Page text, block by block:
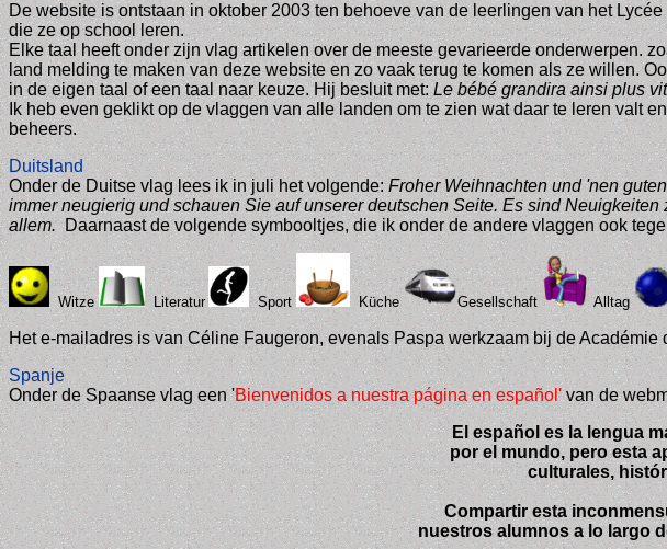
De website is ontstaan in oktober 2003 ten behoeve van de leerlingen van het
die ze op school leren.
Elke taal heeft onder zijn vlagartikelen over de meeste gevarieerde onderwerpen.
land melding te maken van deze website en zo vaak terug te komen als ze willen.
in de eigen taal of een taal naar keuze.Hij besluit met:Le bébé grandira ainsi plus
Ik heb even geklikt op de vlaggen van alle landen om te zien wat daar te leren valt
beheers.
Duitsland
Onder de Duitse vlag lees ik in juli het volgende:Froher Weihnachten und 'nen
immer neugierig und schauen Sie auf unserer deutschen Seite. Es sind
allem.Daarnaast de volgende symbooltjes, die ik onder de andere vlaggen ook
Witze Literatur Sport Küche Gesellschaft Alltag
Het e-mailadres is van Céline Faugeron, evenals Paspa werkzaam bij de Académie
Spanje
Onder de Spaanse vlag een 'Bienvenidos a nuestra página en español'van de
El español es la lengua
por el mundo, pero esta
culturales,
Compartir esta
nuestros alumnos a lo largo